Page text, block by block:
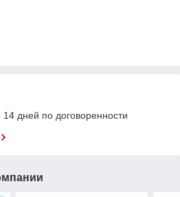
14 дней по договоренности